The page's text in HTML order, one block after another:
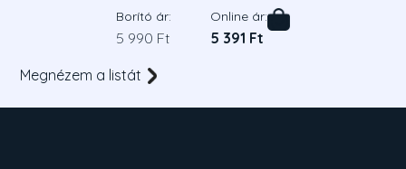
Borító ár:
5 990 Ft
Online ár:
5 391 Ft
Megnézem a listát